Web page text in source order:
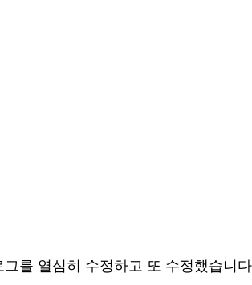
를 열심히 수정하고 또 수정했습니